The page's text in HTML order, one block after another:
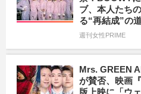
ブ、本人たち
る“再結成”の
週刊女性PRIME
Mrs. GREEN
が賛否、映画
版上映に「ウ